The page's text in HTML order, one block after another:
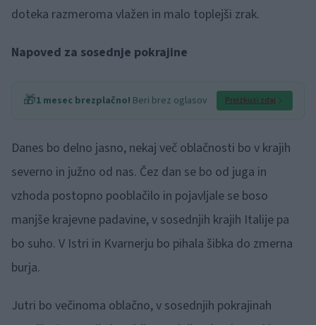
doteka razmeroma vlažen in malo toplejši zrak.
Napoved za sosednje pokrajine
🎁1 mesec brezplačno! Beri brez oglasov Preizkusi zdaj
Danes bo delno jasno, nekaj več oblačnosti bo v krajih
severno in južno od nas. Čez dan se bo od juga in
vzhoda postopno pooblačilo in pojavljale se boso
manjše krajevne padavine, v sosednjih krajih Italije pa
bo suho. V Istri in Kvarnerju bo pihala šibka do zmerna
burja.
Jutri bo večinoma oblačno, v sosednjih pokrajinah